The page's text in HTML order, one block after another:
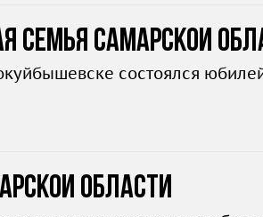
семья Самарской
состоялся
области